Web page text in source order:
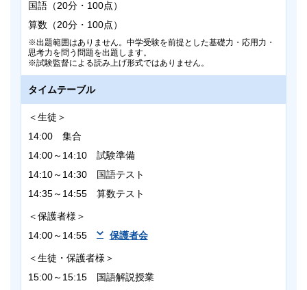
国語（20分・100点）
算数（20分・100点）
出題範囲はありません。中学受験を前提とした基礎力・応用力・
思考力を問う問題を出題します。
試験監督による読み上げ形式ではありません。
タイムテーブル
＜生徒＞
14:00 集合
14:00～14:10 試験準備
14:10～14:30 国語テスト
14:35～14:55 算数テスト
＜保護者様＞
14:00～14:55
保護者会
＜生徒・保護者様＞
15:00～15:15 国語解説授業